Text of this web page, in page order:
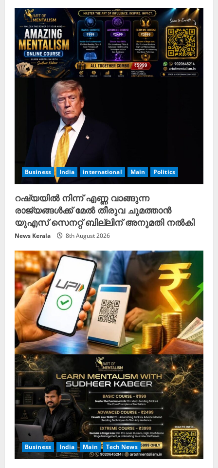
Business India international Main Politics
റഷ്യയിൽ നിന്ന് എണ്ണ വാങ്ങുന്ന
രാജ്യങ്ങൾക്ക് മേൽ തീരുവ ചുമത്താൻ
യുഎസ് സെനറ്റ് ബില്ലിന് അനുമതി നൽകി
News Kerala 8th August 2026
Business India Main Tech News